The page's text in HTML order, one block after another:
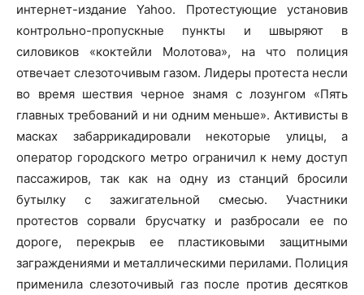
интернет-издание Yahoo. Протестующие установив
контрольно-пропускные пункты и швыряют в
силовиков «коктейли Молотова», на что полиция
отвечает слезоточивым газом. Лидеры протеста несли
во время шествия черное знамя с лозунгом «Пять
главных требований и ни одним меньше». Активисты в
масках забаррикадировали некоторые улицы, а
оператор городского метро ограничил к нему доступ
пассажиров, так как на одну из станций бросили
бутылку с зажигательной смесью. Участники
протестов сорвали брусчатку и разбросали ее по
дороге, перекрыв ее пластиковыми защитными
заграждениями и металлическими перилами. Полиция
применила слезоточивый газ после против десятков